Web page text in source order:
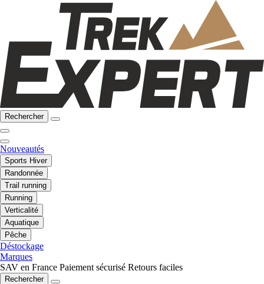
Rechercher
Nouveautés
Sports Hiver
Randonnée
Trail running
Running
Verticalité
Aquatique
Pêche
Déstockage
Marques
SAV en France Paiement sécurisé Retours faciles
Rechercher